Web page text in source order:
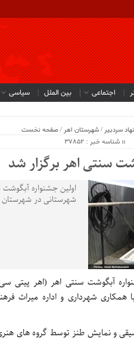
اجتماعی بین الملل سیاسی
سردبیر /شهرستان اهر /صفحه نخست
شناسه خبر : 37852
سنتی اهر برگزار شد
اولین جشنواره
شهرستانی در شهرستان
آبگوشت سنتی اهر (اهر پیتی
همکاری شهرداری و اداره میراث
و نمایش طنز توسط گروه های هنری